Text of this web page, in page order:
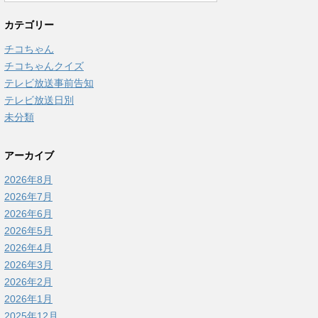
カテゴリー
チコちゃん
チコちゃんクイズ
テレビ放送事前告知
テレビ放送日別
未分類
アーカイブ
2026年8月
2026年7月
2026年6月
2026年5月
2026年4月
2026年3月
2026年2月
2026年1月